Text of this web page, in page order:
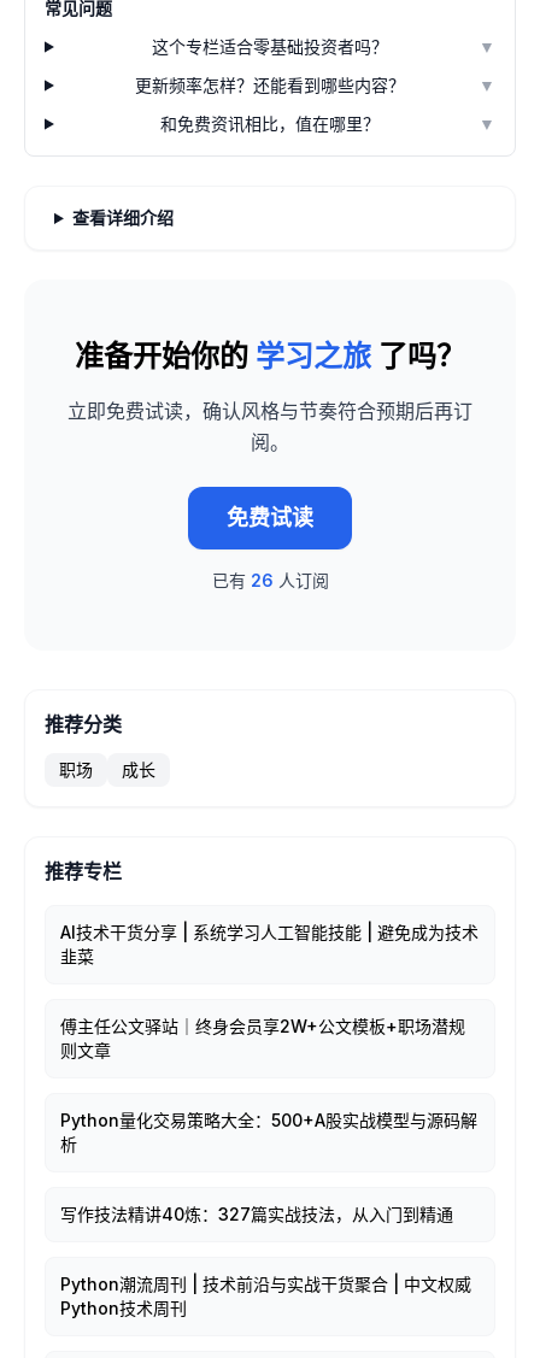
常见问题
这个专栏适合零基础投资者吗？
▼
更新频率怎样？还能看到哪些内容？
▼
和免费资讯相比，值在哪里？
▼
查看详细介绍
准备开始你的 学习之旅 了吗？
立即免费试读，确认风格与节奏符合预期后再订
阅。
免费试读
已有 26 人订阅
推荐分类
职场 成长
推荐专栏
AI技术干货分享 | 系统学习人工智能技能 | 避免成为技术
韭菜
傅主任公文驿站｜终身会员享2W+公文模板+职场潜规
则文章
Python量化交易策略大全：500+A股实战模型与源码解
析
写作技法精讲40炼：327篇实战技法，从入门到精通
Python潮流周刊 | 技术前沿与实战干货聚合 | 中文权威
Python技术周刊